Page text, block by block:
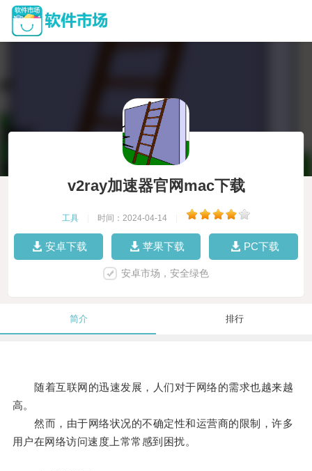
v2ray加速器官网mac下载
工具 时间：2024-04-14
安卓下载 苹果下载 PC下载
安卓市场，安全绿色
简介 排行
随着互联网的迅速发展，人们对于网络的需求也越来越
高。
然而，由于网络状况的不确定性和运营商的限制，许多
用户在网络访问速度上常常感到困扰。